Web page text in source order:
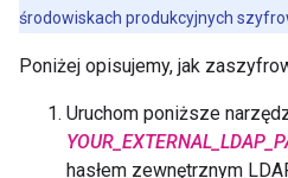
środowiskach produkcyjnych
Poniżej opisujemy, jak
Uruchom poniższe
hasłem zewnętrznym